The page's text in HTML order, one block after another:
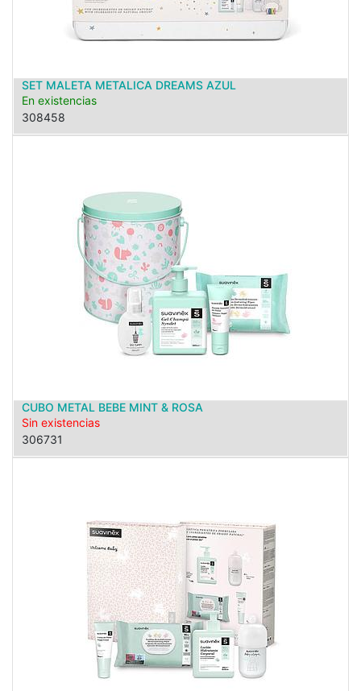
SET MALETA METALICA DREAMS AZUL
En existencias
308458
CUBO METAL BEBE MINT & ROSA
Sin existencias
306731